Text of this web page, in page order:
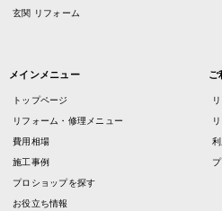
玄関 リフォーム
メインメニュー
トップページ
リフォーム・修理メニュー
費用相場
施工事例
プロショップを探す
お役立ち情報
ご